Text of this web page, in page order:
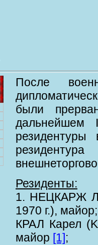
После
были
дальнейшем
Резиденты:
1. НЕЦКАРЖ
1970 г.), майор;
КРАЛ Карел
майор [1];